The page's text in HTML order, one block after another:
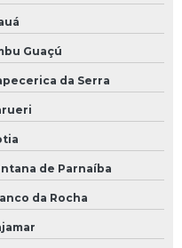
Guaçú
da Serra
de Parnaíba
da Rocha